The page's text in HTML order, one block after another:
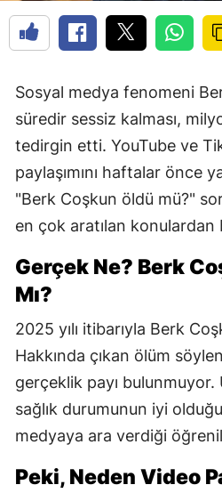
Sosyal medya fenomeni
süredir sessiz kalması,
tedirgin etti. YouTube ve
paylaşımını haftalar önce
"Berk Coşkun öldü mü?"
en çok aratılan konulardan
Gerçek Ne? Berk
Mı?
2025 yılı itibarıyla Berk
Hakkında çıkan ölüm
gerçeklik payı
sağlık durumunun iyi
medyaya ara verdiği
Peki, Neden Video